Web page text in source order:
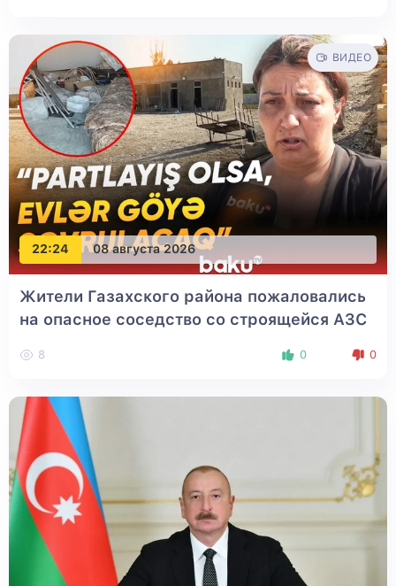
22:24 08 августа 2026
ВИДЕО
Жители Газахского района пожаловались
на опасное соседство со строящейся АЗС
8 0 0